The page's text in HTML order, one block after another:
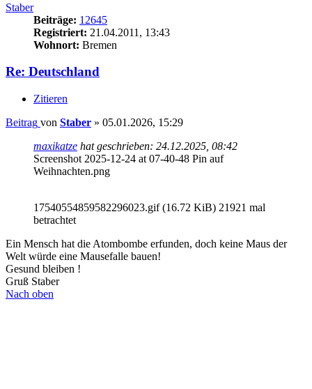
Staber
Beiträge: 12645
Registriert: 21.04.2011, 13:43
Wohnort: Bremen
Re: Deutschland
Zitieren
Beitrag von Staber » 05.01.2026, 15:29
maxikatze hat geschrieben: 24.12.2025, 08:42
Screenshot 2025-12-24 at 07-40-48 Pin auf
Weihnachten.png
17540554859582296023.gif (16.72 KiB) 21921 mal
betrachtet
Ein Mensch hat die Atombombe erfunden, doch keine Maus der
Welt würde eine Mausefalle bauen!
Gesund bleiben !
Gruß Staber
Nach oben